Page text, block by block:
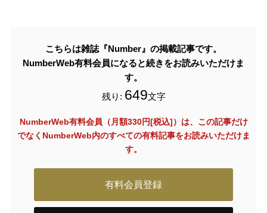
こちらは雑誌『Number』の掲載記事です。
NumberWeb有料会員になると続きをお読みいただけま
す。
残り: 649文字
NumberWeb有料会員（月額330円[税込]）は、この記事だけ
でなく NumberWeb内のすべての有料記事をお読みいただけま
す。
有料会員登録